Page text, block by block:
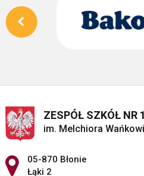
ZESPÓŁ SZKÓŁ NR 1
im. Melchiora
Adres pocztowy:
05-870 Błonie
Łąki 2